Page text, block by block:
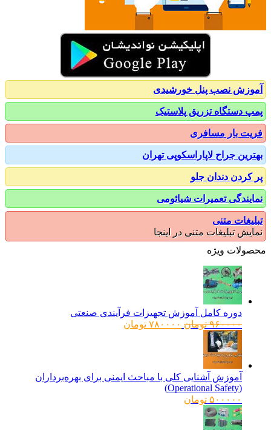
نصب پنل خورشیدی
دستگاه تزریق پلاستیک
بار مسافری
جراح لاپاراسکوپی تهران
دندان جلو
تعمیرات شیائومی
متنی
تبلیغات متنی در اینجا
ویژه
دوره کامل آموزش تجهیزات فرآیندی صنعتی
۹۶۰۰۰۰ تومانقیمت
۷۸۰۰۰۰ تومانقیمت
آموزش آشنایی کلی با مباحث ایمنی برای بهره‌برداران
۵۰۰۰۰۰ تومان